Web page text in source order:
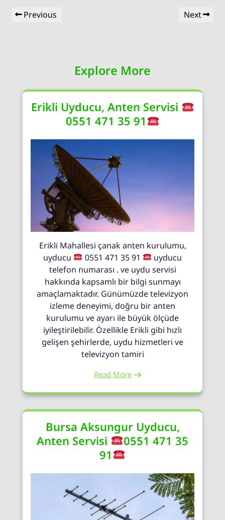
Yazı
gezinmesi
Previous
Previous
Next
Next
Explore More
Erikli Uyducu, Anten Servisi
0551 471 35 91
Erikli Mahallesi çanak anten kurulumu,
uyducu
0551 471 35 91
uyducu
telefon numarası . ve uydu servisi
hakkında kapsamlı bir bilgi sunmayı
amaçlamaktadır. Günümüzde televizyon
izleme deneyimi, doğru bir anten
kurulumu ve ayarı ile büyük ölçüde
iyileştirilebilir. Özellikle Erikli gibi hızlı
gelişen şehirlerde, uydu hizmetleri ve
televizyon tamiri
Read More
Bursa Aksungur Uyducu,
Anten Servisi
0551 471 35
91